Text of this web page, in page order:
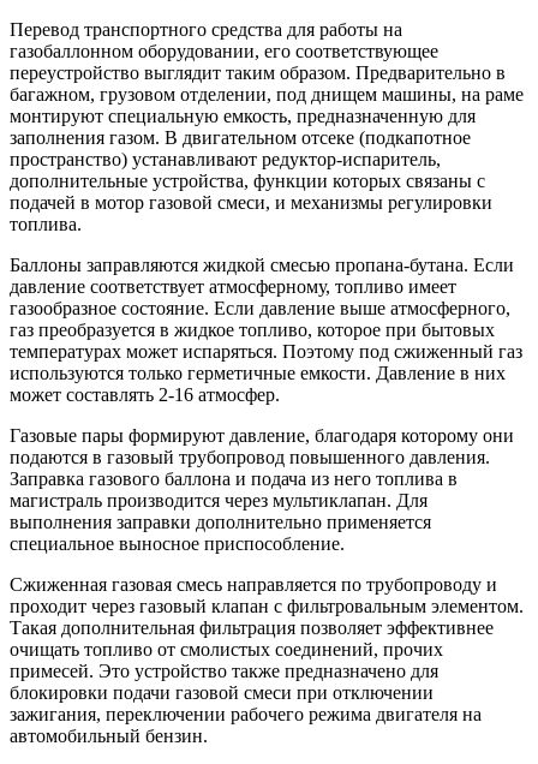
Перевод транспортного средства для работы на
газобаллонном оборудовании, его соответствующее
переустройство выглядит таким образом. Предварительно в
багажном, грузовом отделении, под днищем машины, на раме
монтируют специальную емкость, предназначенную для
заполнения газом. В двигательном отсеке (подкапотное
пространство) устанавливают редуктор-испаритель,
дополнительные устройства, функции которых связаны с
подачей в мотор газовой смеси, и механизмы регулировки
топлива.
Баллоны заправляются жидкой смесью пропана-бутана. Если
давление соответствует атмосферному, топливо имеет
газообразное состояние. Если давление выше атмосферного,
газ преобразуется в жидкое топливо, которое при бытовых
температурах может испаряться. Поэтому под сжиженный газ
используются только герметичные емкости. Давление в них
может составлять 2-16 атмосфер.
Газовые пары формируют давление, благодаря которому они
подаются в газовый трубопровод повышенного давления.
Заправка газового баллона и подача из него топлива в
магистраль производится через мультиклапан. Для
выполнения заправки дополнительно применяется
специальное выносное приспособление.
Сжиженная газовая смесь направляется по трубопроводу и
проходит через газовый клапан с фильтровальным элементом.
Такая дополнительная фильтрация позволяет эффективнее
очищать топливо от смолистых соединений, прочих
примесей. Это устройство также предназначено для
блокировки подачи газовой смеси при отключении
зажигания, переключении рабочего режима двигателя на
автомобильный бензин.